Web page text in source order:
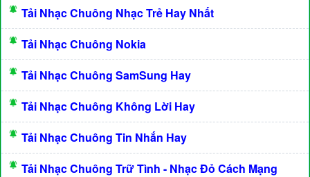
Tải Nhạc Chuông Nhạc Trẻ Hay Nhất
Tải Nhạc Chuông Nokia
Tải Nhạc Chuông SamSung Hay
Tải Nhạc Chuông Không Lời Hay
Tải Nhạc Chuông Tin Nhắn Hay
Tải Nhạc Chuông Trữ Tình - Nhạc Đỏ Cách Mạng